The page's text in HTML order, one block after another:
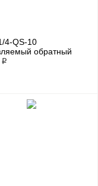
4-QS-10
обратный
₽